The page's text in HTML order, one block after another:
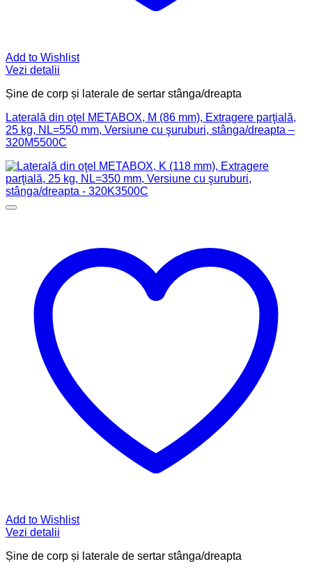
Add to Wishlist
Vezi detalii
Șine de corp și laterale de sertar stânga/dreapta
Laterală din oţel METABOX, M (86 mm), Extragere parţială,
25 kg, NL=550 mm, Versiune cu şuruburi, stânga/dreapta –
320M5500C
Add to Wishlist
Vezi detalii
Șine de corp și laterale de sertar stânga/dreapta